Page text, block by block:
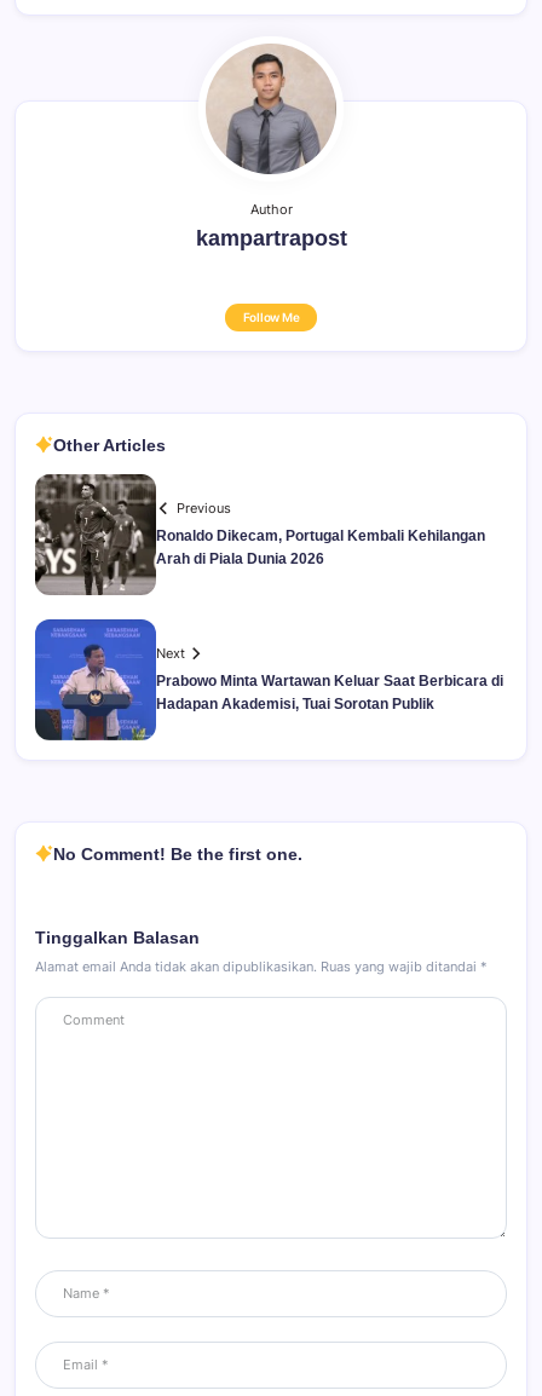
Author
kampartrapost
Follow Me
Other Articles
Previous
Ronaldo Dikecam, Portugal Kembali Kehilangan
Arah di Piala Dunia 2026
Next
Prabowo Minta Wartawan Keluar Saat Berbicara di
Hadapan Akademisi, Tuai Sorotan Publik
No Comment! Be the first one.
Tinggalkan Balasan
Alamat email Anda tidak akan dipublikasikan. Ruas yang wajib ditandai *